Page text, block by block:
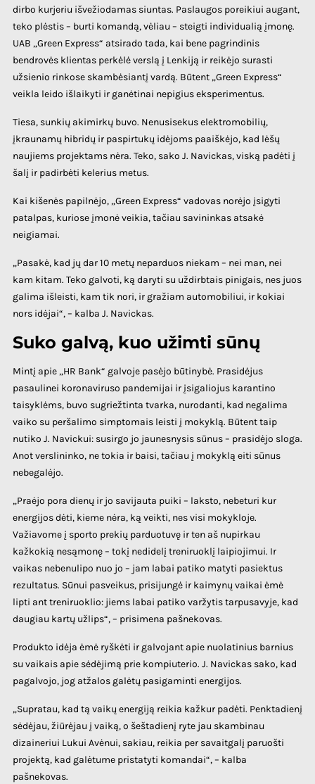
dirbo kurjeriu išvežiodamas siuntas. Paslaugos poreikiui augant,
teko plėstis – burti komandą, vėliau – steigti individualią įmonę.
UAB „Green Express“ atsirado tada, kai bene pagrindinis
bendrovės klientas perkėlė verslą į Lenkiją ir reikėjo surasti
užsienio rinkose skambėsiantį vardą. Būtent „Green Express“
veikla leido išlaikyti ir ganėtinai nepigius eksperimentus.
Tiesa, sunkių akimirkų buvo. Nenusisekus elektromobilių,
įkraunamų hibridų ir paspirtukų idėjoms paaiškėjo, kad lėšų
naujiems projektams nėra. Teko, sako J. Navickas, viską padėti į
šalį ir padirbėti kelerius metus.
Kai kišenės papilnėjo, „Green Express“ vadovas norėjo įsigyti
patalpas, kuriose įmonė veikia, tačiau savininkas atsakė
neigiamai.
„Pasakė, kad jų dar 10 metų neparduos niekam – nei man, nei
kam kitam. Teko galvoti, ką daryti su uždirbtais pinigais, nes juos
galima išleisti, kam tik nori, ir gražiam automobiliui, ir kokiai
nors idėjai“, – kalba J. Navickas.
Suko galvą, kuo užimti sūnų
Mintį apie „HR Bank“ galvoje pasėjo būtinybė. Prasidėjus
pasaulinei koronaviruso pandemijai ir įsigaliojus karantino
taisyklėms, buvo sugriežtinta tvarka, nurodanti, kad negalima
vaiko su peršalimo simptomais leisti į mokyklą. Būtent taip
nutiko J. Navickui: susirgo jo jaunesnysis sūnus – prasidėjo sloga.
Anot verslininko, ne tokia ir baisi, tačiau į mokyklą eiti sūnus
nebegalėjo.
„Praėjo pora dienų ir jo savijauta puiki – laksto, nebeturi kur
energijos dėti, kieme nėra, ką veikti, nes visi mokykloje.
Važiavome į sporto prekių parduotuvę ir ten aš nupirkau
kažkokią nesąmonę – tokį nedidelį treniruoklį laipiojimui. Ir
vaikas nebenulipo nuo jo – jam labai patiko matyti pasiektus
rezultatus. Sūnui pasveikus, prisijungė ir kaimynų vaikai ėmė
lipti ant treniruoklio: jiems labai patiko varžytis tarpusavyje, kad
daugiau kartų užlips“, – prisimena pašnekovas.
Produkto idėja ėmė ryškėti ir galvojant apie nuolatinius barnius
su vaikais apie sėdėjimą prie kompiuterio. J. Navickas sako, kad
pagalvojo, jog atžalos galėtų pasigaminti energijos.
„Supratau, kad tą vaikų energiją reikia kažkur padėti. Penktadienį
sėdėjau, žiūrėjau į vaiką, o šeštadienį ryte jau skambinau
dizaineriui Lukui Avėnui, sakiau, reikia per savaitgalį paruošti
projektą, kad galėtume pristatyti komandai“, – kalba
pašnekovas.